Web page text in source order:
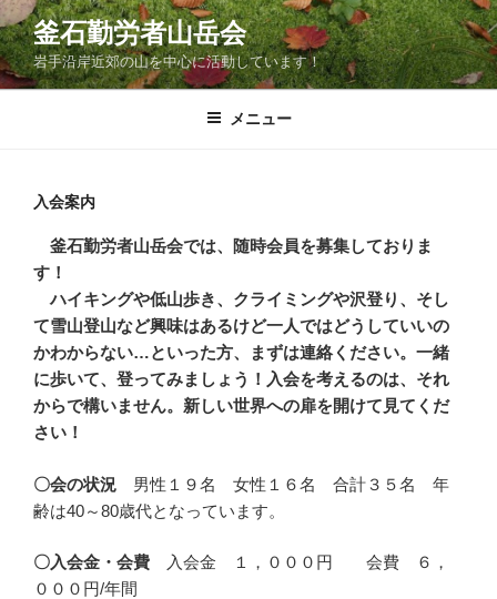
コ
ン
テ
ン
釜石勤労者山岳会
岩手沿岸近郊の山を中心に活動しています！
メニュー
入会案内
釜石勤労者山岳会では、随時会員を募集しておりま
す！
ハイキングや低山歩き、クライミングや沢登り、そし
て雪山登山など興味はあるけど一人ではどうしていいの
かわからない…といった方、まずは連絡ください。一緒
に歩いて、登ってみましょう！入会を考えるのは、それ
からで構いません。新しい世界への扉を開けて見てくだ
さい！
〇会の状況 男性１９名 女性１６名 合計３５名 年
齢は40～80歳代となっています。
〇入会金・会費 入会金 １，０００円 会費 ６，
０００円/年間